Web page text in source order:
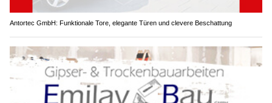
Antortec GmbH: Funktionale Tore, elegante Türen und clevere Beschattung